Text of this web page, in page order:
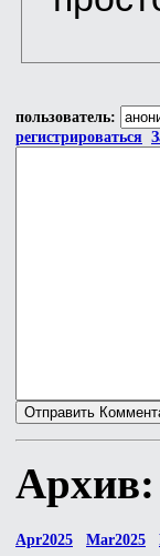
пользователь:
регистрироваться
Архив:
Apr2025 Mar2025